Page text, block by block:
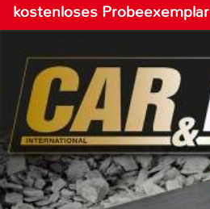
kostenloses Probeexemplar